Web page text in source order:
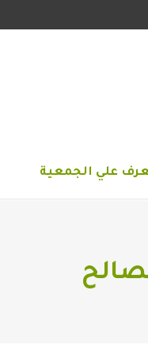
علي الجمعية
تعرف علي الجمعية